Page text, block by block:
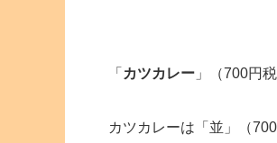
「 カツカレー 」（700円税
カツカレーは「並」（